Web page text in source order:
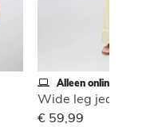
Alleen online
€ 59,99